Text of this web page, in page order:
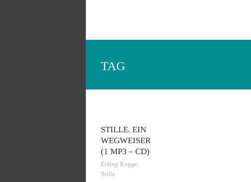
TAG
STILLE. EIN
WEGWEISER
(1 MP3 – CD)
Erling Kagge,
Stille